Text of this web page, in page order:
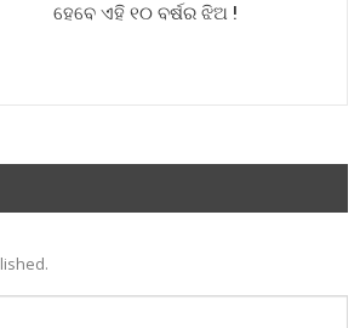
ହେବେ ଏହି ୧୦ ବର୍ଷର ଝିଅ !